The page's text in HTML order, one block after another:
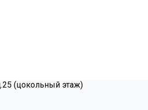
(цокольный этаж)